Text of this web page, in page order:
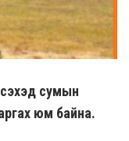
сумын
юм байна.